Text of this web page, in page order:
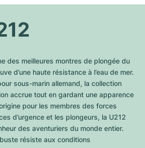
Philippe
Piguet
des meilleures montres de plongée du
d’une haute résistance à l’eau de mer.
sous-marin allemand, la collection
accrue tout en gardant une apparence
pour les membres des forces
d’urgence et les plongeurs, la U212
des aventuriers du monde entier.
résiste aux conditions